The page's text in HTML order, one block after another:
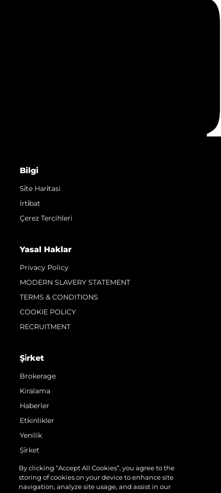
Bilgi
Si̇te Hari̇tasi
İrti̇bat
Çerez Tercihleri
Yasal Haklar
Privacy Policy
MODERN SLAVERY STATEMENT
TERMS & CONDITIONS
COOKIE POLICY
RECRUITMENT
Şi̇rket
Brokerage
Kiralama
Haberler
Etkinlikler
Yenilik
Şi̇rket
Ekip
Yaşam Şekli̇
By clicking “Accept All Cookies”, you agree to the
storing of cookies on your device to enhance site
navigation, analyze site usage, and assist in our